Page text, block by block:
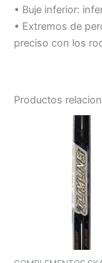
• Buje inferior:
• Extremos de
preciso con los
Productos